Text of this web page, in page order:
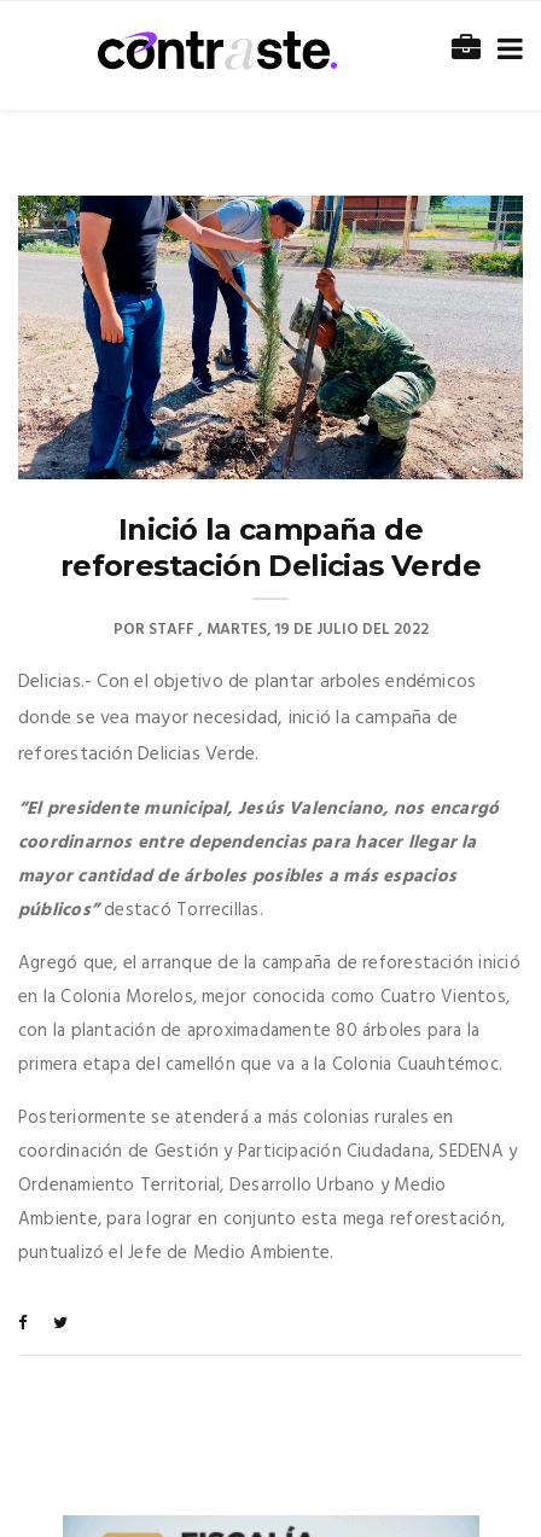
Inició la campaña de
reforestación Delicias Verde
PORSTAFF MARTES, 19 DE JULIO DEL 2022
Delicias.- Con el objetivo de plantar arboles endémicos
donde se vea mayor necesidad, inició la campaña de
reforestación Delicias Verde.
“El presidente municipal, Jesús Valenciano, nos encargó
coordinarnos entre dependencias para hacer llegar la
mayor cantidad de árboles posibles a más espacios
públicos”destacó Torrecillas.
Agregó que, el arranque de la campaña de reforestación inició
en la Colonia Morelos, mejor conocida como Cuatro Vientos,
con la plantación de aproximadamente 80 árboles para la
primera etapa del camellón que va a la Colonia Cuauhtémoc.
Posteriormente se atenderá a más colonias rurales en
coordinación de Gestión y Participación Ciudadana, SEDENA y
Ordenamiento Territorial, Desarrollo Urbano y Medio
Ambiente, para lograr en conjunto esta mega reforestación,
puntualizó el Jefe de Medio Ambiente.